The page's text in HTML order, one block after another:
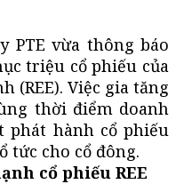
PTE vừa thông báo
triệu cổ phiếu của
(REE). Việc gia tăng
thời điểm doanh
phát hành cổ phiếu
tức cho cổ đông.
cổ phiếu REE